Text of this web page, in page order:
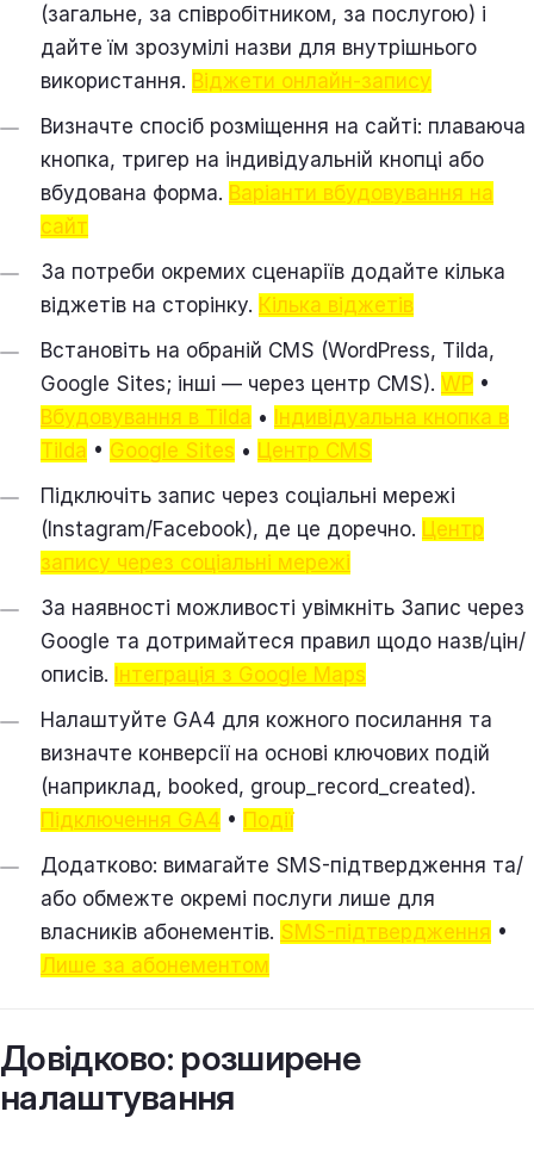
(загальне, за співробітником, за послугою) і
дайте їм зрозумілі назви для внутрішнього
використання. Віджети онлайн-запису
Визначте спосіб розміщення на сайті: плаваюча
кнопка, тригер на індивідуальній кнопці або
вбудована форма. Варіанти вбудовування на
сайт
За потреби окремих сценаріїв додайте кілька
віджетів на сторінку. Кілька віджетів
Встановіть на обраній CMS (WordPress, Tilda,
Google Sites; інші — через центр CMS). WP •
Вбудовування в Tilda • Індивідуальна кнопка в
Tilda • Google Sites • Центр CMS
Підключіть запис через соціальні мережі
(Instagram/Facebook), де це доречно. Центр
запису через соціальні мережі
За наявності можливості увімкніть Запис через
Google та дотримайтеся правил щодо назв/цін/
описів. Інтеграція з Google Maps
Налаштуйте GA4 для кожного посилання та
визначте конверсії на основі ключових подій
(наприклад, booked, group_record_created).
Підключення GA4 • Події
Додатково: вимагайте SMS-підтвердження та/
або обмежте окремі послуги лише для
власників абонементів. SMS-підтвердження •
Лише за абонементом
Довідково: розширене
налаштування